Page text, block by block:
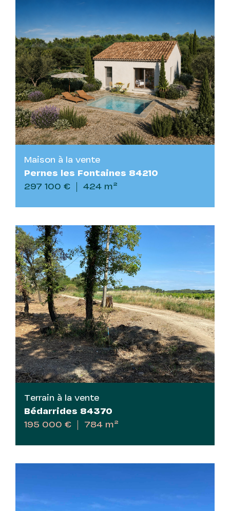
Maison à la vente
Pernes les Fontaines 84210
297 100 €
424 m²
Terrain à la vente
Bédarrides 84370
195 000 €
784 m²